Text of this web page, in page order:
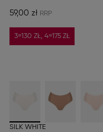
59,00 zł
3=130 ZŁ, 4=175 ZŁ
SILK WHITE